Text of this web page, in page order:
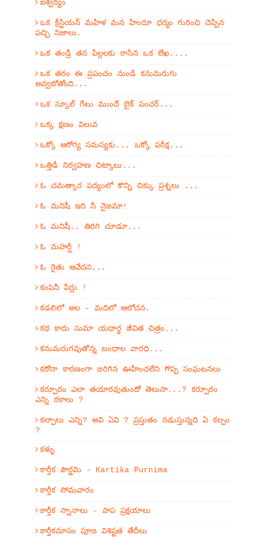
ఐశ్వర్యం
ఒక క్రిస్టియన్ మహిళ మన హిందూ ధర్మం గురించి చెప్పిన
పచ్చి నిజాలు.
ఒక తండ్రి తన పిల్లలకు రాసిన ఒక లేఖ....
ఒక తరం ఈ ప్రపంచం నుండి కనుమరుగు
అవ్వబోతోంది...
ఒక స్కూల్ గేటు ముందే బైక్ పంచర్...
ఒక్క క్షణం విలువ
ఒక్కో ఆరోగ్య సమస్యకు... ఒక్కో పరీక్ష...
ఒత్తిడి నిర్వహణ చిట్కాలు...
ఓ చమత్కార పద్యంలో కొన్ని చిక్కు ప్రశ్నలు ...
ఓ మనిషీ ఇది నీ నైజమా!
ఓ మనిషీ.. తిరిగి చూడూ...
ఓ మహర్షీ !
ఓ రైతు ఆవేదన...
కంపెనీ పేర్లు !
కడలిలో అల - మదిలో ఆలోచన.
కథ కాదు సుమా యథార్థ జీవిత చిత్రం...
కనుమరుగవుతోన్న బంధాల వారధి...
కరోనా కారణంగా జరిగిన ఊహించలేని గొప్ప సంఘటనలు
కర్పూరం ఎలా తయారవుతుందో తెలుసా...? కర్పూరం
ఎన్ని రకాలు ?
కల్పాలు ఎన్ని? అవి ఏవి ? ప్రస్తుతం నడుస్తున్నది ఏ కల్పం
?
కళ్ళు
కార్తీక పౌర్ణమి - Kartika Purnima
కార్తీక సోమవారం
కార్తీక స్నానాలు – పాప ప్రక్షయాలు
కార్తీకమాసం పూజ విశిష్టత తేదీలు